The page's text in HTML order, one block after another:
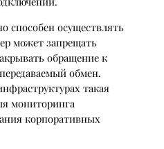
способен осуществлять
может запрещать
обращение к
обмен.
такая
мониторинга
корпоративных